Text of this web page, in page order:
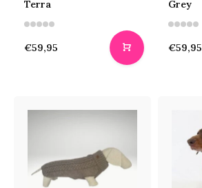
Terra
€59,95
Grey
€59,95